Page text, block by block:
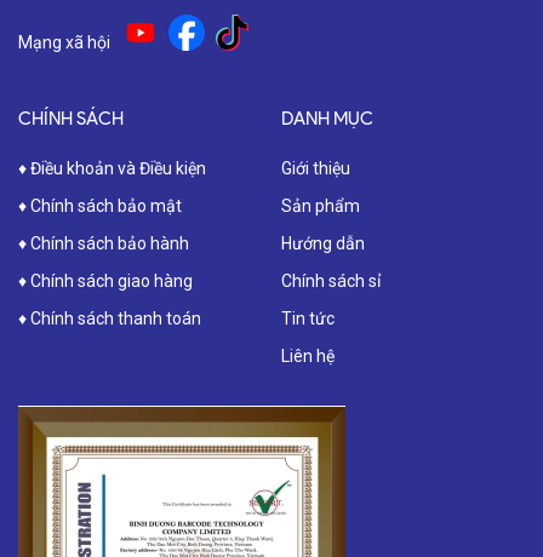
Mạng xã hội
CHÍNH SÁCH
♦ Điều khoản và Điều kiện
♦ Chính sách bảo mật
♦ Chính sách bảo hành
♦ Chính sách giao hàng
♦ Chính sách thanh toán
DANH MỤC
Giới thiệu
Sản phẩm
Hướng dẫn
Chính sách sỉ
Tin tức
Liên hệ